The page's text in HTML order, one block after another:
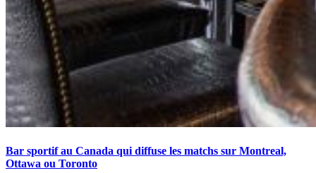
Bar sportif au Canada qui diffuse les matchs sur Montreal,
Ottawa ou Toronto